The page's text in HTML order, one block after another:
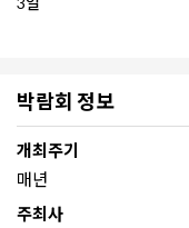
박람회 정보
개최주기
매년
주최사